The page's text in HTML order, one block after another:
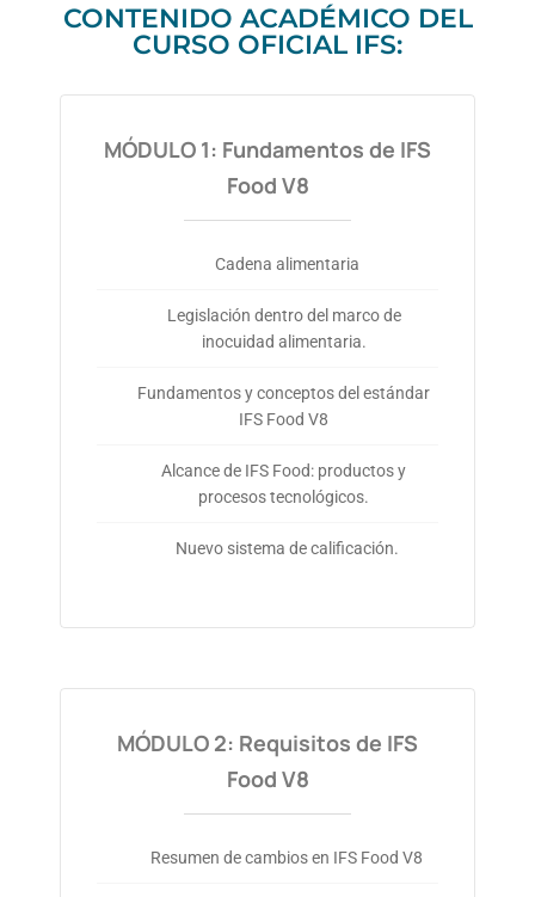
CONTENIDO ACADÉMICO DEL
CURSO OFICIAL IFS:
MÓDULO 1: Fundamentos de IFS
Food V8
Cadena alimentaria
Legislación dentro del marco de
inocuidad alimentaria.
Fundamentos y conceptos del estándar
IFS Food V8
Alcance de IFS Food: productos y
procesos tecnológicos.
Nuevo sistema de calificación.
MÓDULO 2: Requisitos de IFS
Food V8
Resumen de cambios en IFS Food V8